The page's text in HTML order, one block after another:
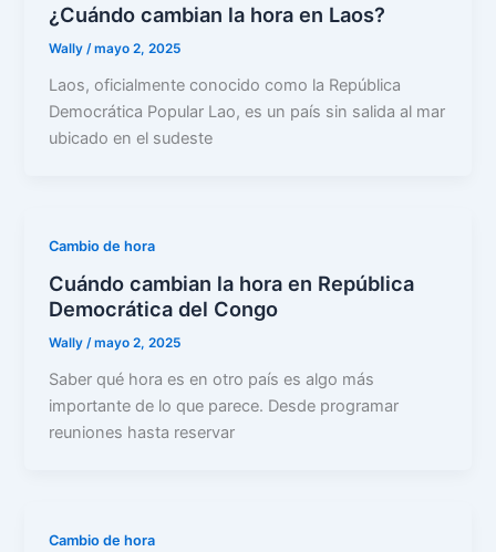
¿Cuándo cambian la hora en Laos?
Wally /mayo 2, 2025
Laos, oficialmente conocido como la República
Democrática Popular Lao, es un país sin salida al mar
ubicado en el sudeste
Cambio de hora
Cuándo cambian la hora en República
Democrática del Congo
Wally/mayo 2, 2025
Saber qué hora es en otro país es algo más
importante de lo que parece. Desde programar
reuniones hasta reservar
Cambio de hora